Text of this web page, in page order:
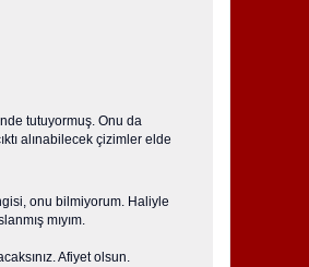
tutuyormuş. Onu da
alınabilecek çizimler elde
onu bilmiyorum. Haliyle
mıyım.
Afiyet olsun.